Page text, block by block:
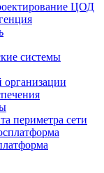
ЦОД
системы
периметра сети